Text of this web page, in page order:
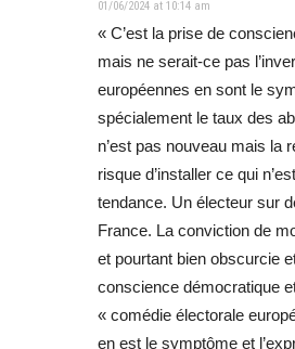
01/06/2024 at 10:14 am
« C’est la prise de
mais ne serait-ce pas
européennes en sont le
spécialement le taux des
n’est pas nouveau mais la
risque d’installer ce qui
tendance. Un électeur sur
France. La conviction de
et pourtant bien obscurcie
conscience démocratique
« comédie électorale
en est le symptôme et